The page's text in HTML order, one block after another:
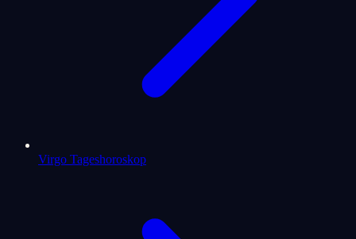
Virgo Tageshoroskop